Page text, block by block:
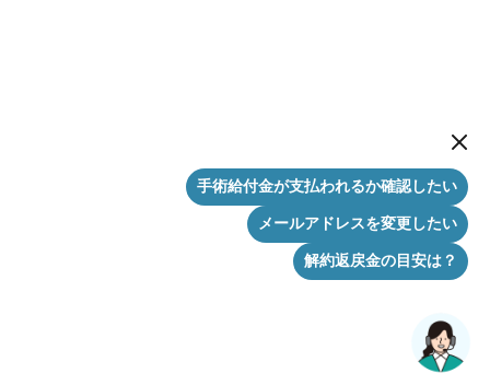
New
手術給付金が支払われるか確認したい
メールアドレスを変更したい
解約返戻金の目安は？